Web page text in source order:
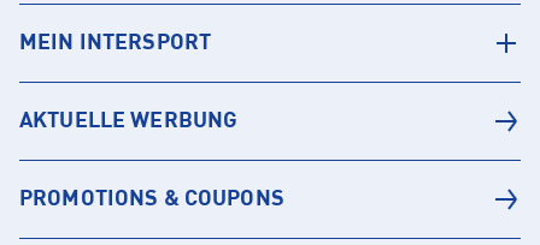
MEIN INTERSPORT
AKTUELLE WERBUNG
PROMOTIONS & COUPONS